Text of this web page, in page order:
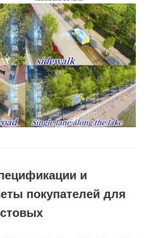
и
покупателей для